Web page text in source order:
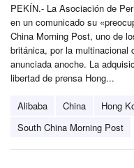
PEKÍN.- La Asociación de
en un comunicado su
China Morning Post, uno de
británica, por la multinacional
anunciada anoche. La
libertad de prensa Hong...
Alibaba China
Hong
South China Morning Post